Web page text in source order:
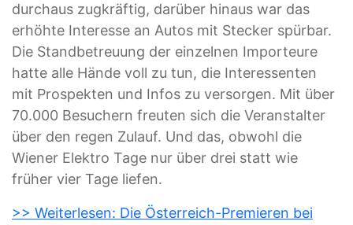
durchaus zugkräftig, darüber hinaus war das
erhöhte Interesse an Autos mit Stecker spürbar.
Die Standbetreuung der einzelnen Importeure
hatte alle Hände voll zu tun, die Interessenten
mit Prospekten und Infos zu versorgen. Mit über
70.000 Besuchern freuten sich die Veranstalter
über den regen Zulauf. Und das, obwohl die
Wiener Elektro Tage nur über drei statt wie
früher vier Tage liefen.
>> Weiterlesen: Die Österreich-Premieren bei